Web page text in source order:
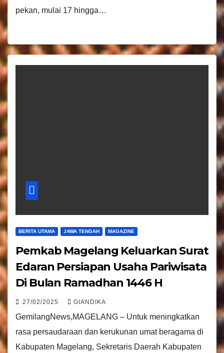
pekan, mulai 17 hingga…
BERITA UTAMA JAWA TENGAH MAGAZINE
Pemkab Magelang Keluarkan Surat
Edaran Persiapan Usaha Pariwisata
Di Bulan Ramadhan 1446 H
27/02/2025 GIANDIKA
GemilangNews,MAGELANG – Untuk meningkatkan
rasa persaudaraan dan kerukunan umat beragama di
Kabupaten Magelang, Sekretaris Daerah Kabupaten